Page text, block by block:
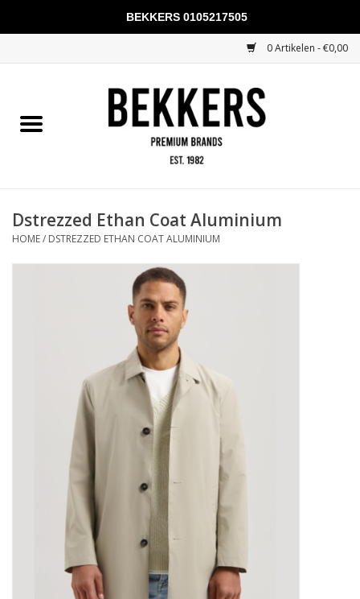
0 Artikelen - €0,00
Mannen
KADOBONNEN
Dstrezzed Ethan Coat Aluminium
HOME/ DSTREZZED ETHAN COAT ALUMINIUM
BEKKERS 0105217505